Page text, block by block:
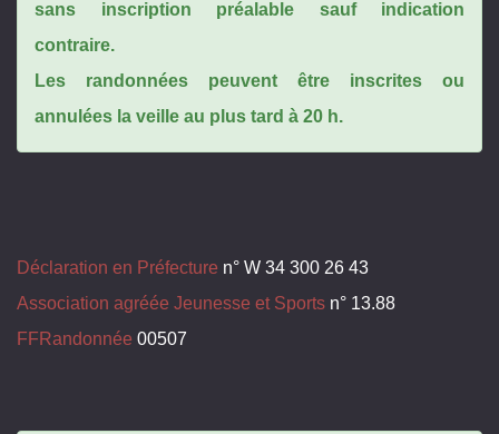
sans inscription préalable sauf indication
contraire.
Les randonnées peuvent être inscrites ou
annulées la veille au plus tard à 20 h.
Déclaration en Préfecture n° W 34 300 26 43
Association agréée Jeunesse et Sports n° 13.88
FFRandonnée 00507